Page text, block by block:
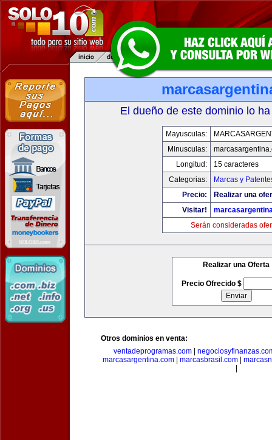
El dueño de este dominio lo
Mayusculas:
Minusculas:
Longitud:
15 caracteres
Categorias:
Marcas y
Precio:
Realizar una
Visitar!
Serán consideradas
Realizar una Oferta
Precio Ofrecido $
Otros dominios en venta:
ventadeprogramas.com|
marcasargentina.com| marcasbrasil.com|